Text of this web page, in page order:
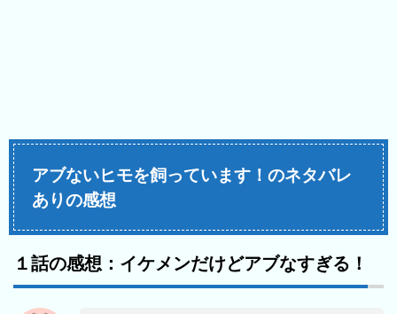
アブないヒモを飼っています！のネタバレ
ありの感想
１話の感想：イケメンだけどアブなすぎる！